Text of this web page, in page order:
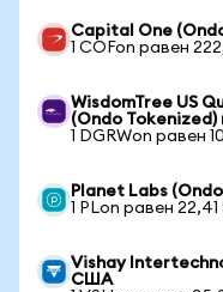
Capital One
1 COFon равен
WisdomTree US
(Ondo
1 DGRWon равен
Planet Labs
1 PLon равен 22,41
Vishay
США